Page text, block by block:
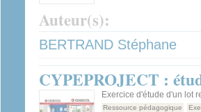
Auteur(s):
BERTRAND Stéphane
CYPEPROJECT :
Exercice d'étude d'un lot
Ressource pédagogique